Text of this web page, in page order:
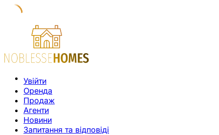
Увійти
Оренда
Продаж
Агенти
Новини
Запитання та відповіді